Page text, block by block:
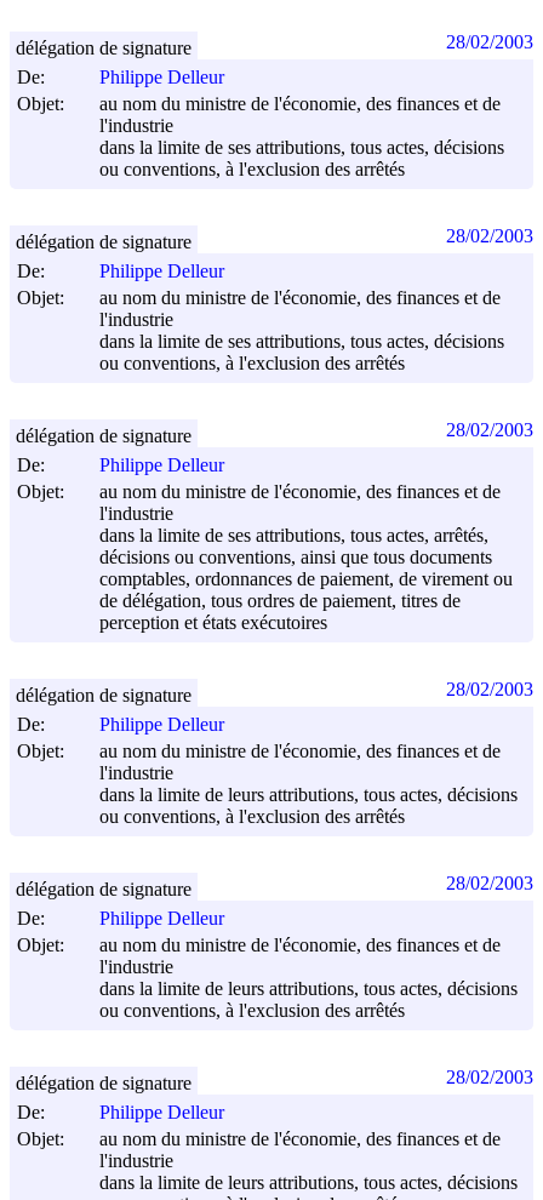
De:
Philippe Delleur
Objet:
au nom du ministre de l'économie, des finances et de
l'industrie
dans la limite de ses attributions, tous actes, décisions
ou conventions, à l'exclusion des arrêtés
délégation de signature 28/02/2003
De:
Philippe Delleur
Objet:
au nom du ministre de l'économie, des finances et de
l'industrie
dans la limite de ses attributions, tous actes, décisions
ou conventions, à l'exclusion des arrêtés
délégation de signature 28/02/2003
De:
Philippe Delleur
Objet:
au nom du ministre de l'économie, des finances et de
l'industrie
dans la limite de ses attributions, tous actes, arrêtés,
décisions ou conventions, ainsi que tous documents
comptables, ordonnances de paiement, de virement ou
de délégation, tous ordres de paiement, titres de
perception et états exécutoires
délégation de signature 28/02/2003
De:
Philippe Delleur
Objet:
au nom du ministre de l'économie, des finances et de
l'industrie
dans la limite de leurs attributions, tous actes, décisions
ou conventions, à l'exclusion des arrêtés
délégation de signature 28/02/2003
De:
Philippe Delleur
Objet:
au nom du ministre de l'économie, des finances et de
l'industrie
dans la limite de leurs attributions, tous actes, décisions
ou conventions, à l'exclusion des arrêtés
délégation de signature 28/02/2003
De:
Philippe Delleur
Objet:
au nom du ministre de l'économie, des finances et de
l'industrie
dans la limite de leurs attributions, tous actes, décisions
délégation de signature 28/02/2003